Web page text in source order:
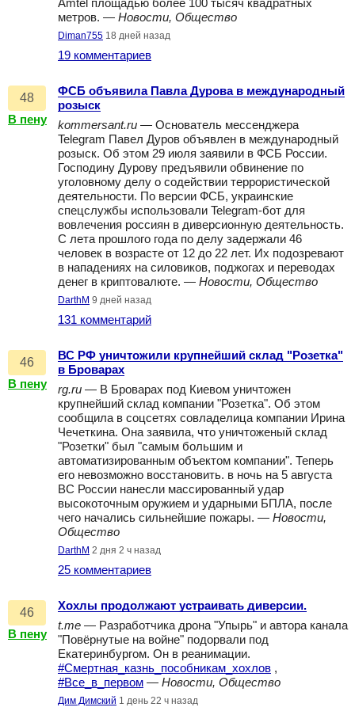
Amtel площадью более 100 тысяч квадратных
метров. — Новости, Общество
Diman755 18 дней назад
19 комментариев
48
В пену
ФСБ объявила Павла Дурова в международный
розыск
kommersant.ru — Основатель мессенджера
Telegram Павел Дуров объявлен в международный
розыск. Об этом 29 июля заявили в ФСБ России.
Господину Дурову предъявили обвинение по
уголовному делу о содействии террористической
деятельности. По версии ФСБ, украинские
спецслужбы использовали Telegram-бот для
вовлечения россиян в диверсионную деятельность.
С лета прошлого года по делу задержали 46
человек в возрасте от 12 до 22 лет. Их подозревают
в нападениях на силовиков, поджогах и переводах
денег в криптовалюте. — Новости, Общество
DarthM 9 дней назад
131 комментарий
46
В пену
ВС РФ уничтожили крупнейший склад "Розетка"
в Броварах
rg.ru — В Броварах под Киевом уничтожен
крупнейший склад компании "Розетка". Об этом
сообщила в соцсетях совладелица компании Ирина
Чечеткина. Она заявила, что уничтоженый склад
"Розетки" был "самым большим и
автоматизированным объектом компании". Теперь
его невозможно восстановить. в ночь на 5 августа
ВС России нанесли массированный удар
высокоточным оружием и ударными БПЛА, после
чего начались сильнейшие пожары. — Новости,
Общество
DarthM 2 дня 2 ч назад
25 комментариев
46
В пену
Хохлы продолжают устраивать диверсии.
t.me — Разработчика дрона "Упырь" и автора канала
"Повёрнутые на войне" подорвали под
Екатеринбургом. Он в реанимации.
#Смертная_казнь_пособникам_хохлов ,
#Все_в_первом — Новости, Общество
Дим Димский 1 день 22 ч назад